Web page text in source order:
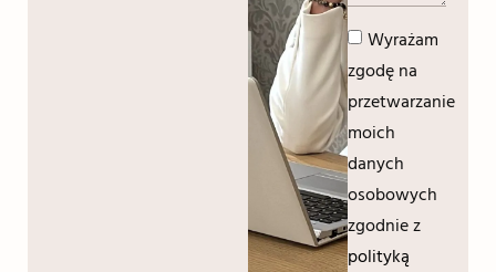
Wyrażam
zgodę na
przetwarzanie
moich
danych
osobowych
zgodnie z
polityką